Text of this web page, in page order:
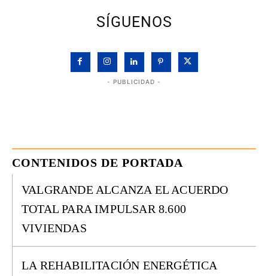
SÍGUENOS
- PUBLICIDAD -
CONTENIDOS DE PORTADA
VALGRANDE ALCANZA EL ACUERDO
TOTAL PARA IMPULSAR 8.600
VIVIENDAS
LA REHABILITACIÓN ENERGÉTICA